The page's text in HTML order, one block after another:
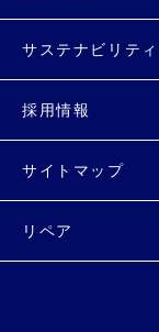
サステナビリティ
採用情報
サイトマップ
リペア